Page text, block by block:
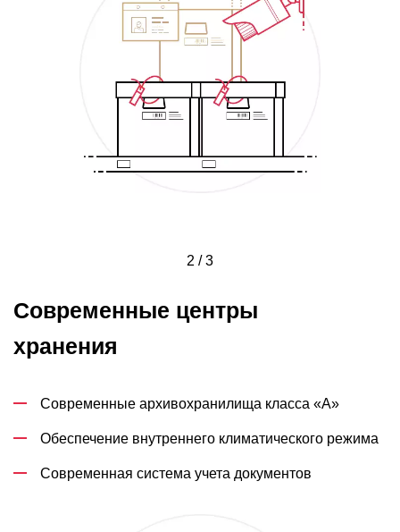
2 / 3
Современные центры
хранения
Современные архивохранилища класса «А»
Обеспечение внутреннего климатического режима
Современная система учета документов